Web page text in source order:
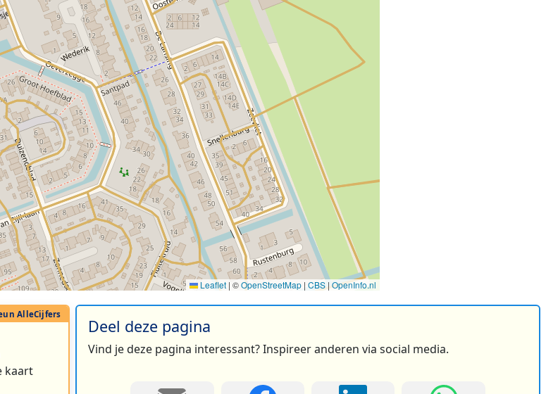
Leaflet | ©OpenStreetMap | CBS | OpenInfo.nl
kaart
Deel deze pagina
Vind je deze pagina interessant? Inspireer anderen via social media.